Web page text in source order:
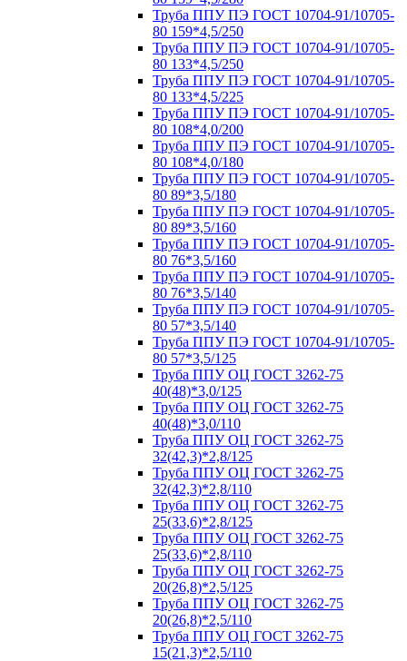
Труба ППУ ПЭ ГОСТ 10704-91/10705-
80 159*4,5/250
Труба ППУ ПЭ ГОСТ 10704-91/10705-
80 133*4,5/250
Труба ППУ ПЭ ГОСТ 10704-91/10705-
80 133*4,5/225
Труба ППУ ПЭ ГОСТ 10704-91/10705-
80 108*4,0/200
Труба ППУ ПЭ ГОСТ 10704-91/10705-
80 108*4,0/180
Труба ППУ ПЭ ГОСТ 10704-91/10705-
80 89*3,5/180
Труба ППУ ПЭ ГОСТ 10704-91/10705-
80 89*3,5/160
Труба ППУ ПЭ ГОСТ 10704-91/10705-
80 76*3,5/160
Труба ППУ ПЭ ГОСТ 10704-91/10705-
80 76*3,5/140
Труба ППУ ПЭ ГОСТ 10704-91/10705-
80 57*3,5/140
Труба ППУ ПЭ ГОСТ 10704-91/10705-
80 57*3,5/125
Труба ППУ ОЦ ГОСТ 3262-75
40(48)*3,0/125
Труба ППУ ОЦ ГОСТ 3262-75
40(48)*3,0/110
Труба ППУ ОЦ ГОСТ 3262-75
32(42,3)*2,8/125
Труба ППУ ОЦ ГОСТ 3262-75
32(42,3)*2,8/110
Труба ППУ ОЦ ГОСТ 3262-75
25(33,6)*2,8/125
Труба ППУ ОЦ ГОСТ 3262-75
25(33,6)*2,8/110
Труба ППУ ОЦ ГОСТ 3262-75
20(26,8)*2,5/125
Труба ППУ ОЦ ГОСТ 3262-75
20(26,8)*2,5/110
Труба ППУ ОЦ ГОСТ 3262-75
15(21,3)*2,5/110